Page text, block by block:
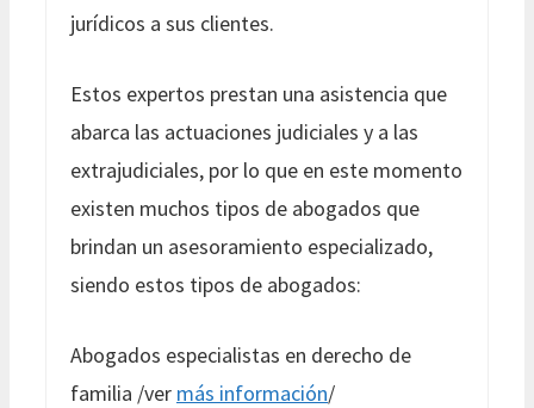
jurídicos a sus clientes.
Estos expertos prestan una asistencia que
abarca las actuaciones judiciales y a las
extrajudiciales, por lo que en este momento
existen muchos tipos de abogados que
brindan un asesoramiento especializado,
siendo estos tipos de abogados:
Abogados especialistas en derecho de
familia /ver más información/